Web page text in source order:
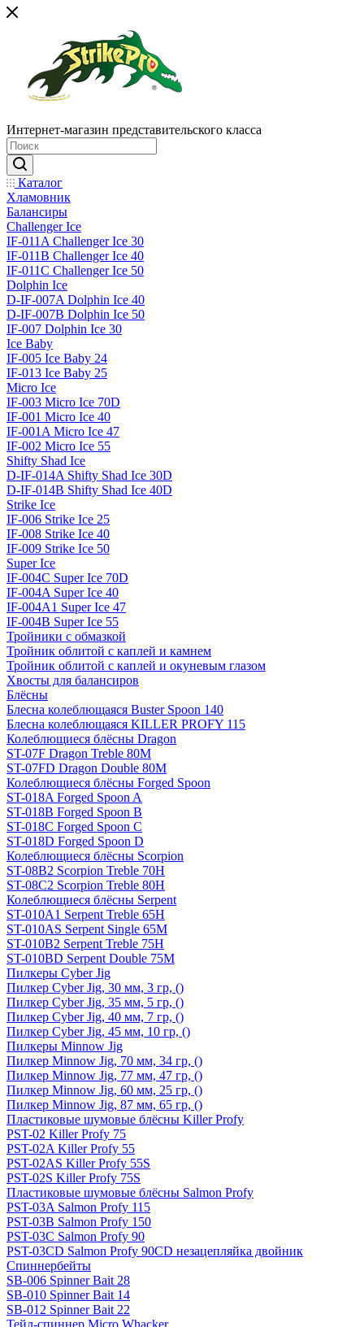
Интернет-магазин представительского класса
Каталог
Хламовник
Балансиры
Challenger Ice
IF-011A Challenger Ice 30
IF-011B Challenger Ice 40
IF-011C Challenger Ice 50
Dolphin Ice
D-IF-007A Dolphin Ice 40
D-IF-007B Dolphin Ice 50
IF-007 Dolphin Ice 30
Ice Baby
IF-005 Ice Baby 24
IF-013 Ice Baby 25
Micro Ice
IF-003 Micro Ice 70D
IF-001 Micro Ice 40
IF-001A Micro Ice 47
IF-002 Micro Ice 55
Shifty Shad Ice
D-IF-014A Shifty Shad Ice 30D
D-IF-014B Shifty Shad Ice 40D
Strike Ice
IF-006 Strike Ice 25
IF-008 Strike Ice 40
IF-009 Strike Ice 50
Super Ice
IF-004C Super Ice 70D
IF-004A Super Ice 40
IF-004A1 Super Ice 47
IF-004B Super Ice 55
Тройники с обмазкой
Тройник облитой с каплей и камнем
Тройник облитой с каплей и окуневым глазом
Хвосты для балансиров
Блёсны
Блесна колеблющаяся Buster Spoon 140
Блесна колеблющаяся KILLER PROFY 115
Колеблющиеся блёсны Dragon
ST-07F Dragon Treble 80M
ST-07FD Dragon Double 80M
Колеблющиеся блёсны Forged Spoon
ST-018A Forged Spoon A
ST-018B Forged Spoon B
ST-018C Forged Spoon C
ST-018D Forged Spoon D
Колеблющиеся блёсны Scorpion
ST-08B2 Scorpion Treble 70H
ST-08C2 Scorpion Treble 80H
Колеблющиеся блёсны Serpent
ST-010A1 Serpent Treble 65H
ST-010AS Serpent Single 65M
ST-010B2 Serpent Treble 75H
ST-010BD Serpent Double 75M
Пилкеры Cyber Jig
Пилкер Cyber Jig, 30 мм, 3 гр, ()
Пилкер Cyber Jig, 35 мм, 5 гр, ()
Пилкер Cyber Jig, 40 мм, 7 гр, ()
Пилкер Cyber Jig, 45 мм, 10 гр, ()
Пилкеры Minnow Jig
Пилкер Minnow Jig, 70 мм, 34 гр, ()
Пилкер Minnow Jig, 77 мм, 47 гр, ()
Пилкер Minnow Jig, 60 мм, 25 гр, ()
Пилкер Minnow Jig, 87 мм, 65 гр, ()
Пластиковые шумовые блёсны Killer Profy
PST-02 Killer Profy 75
PST-02A Killer Profy 55
PST-02AS Killer Profy 55S
PST-02S Killer Profy 75S
Пластиковые шумовые блёсны Salmon Profy
PST-03A Salmon Profy 115
PST-03B Salmon Profy 150
PST-03C Salmon Profy 90
PST-03CD Salmon Profy 90CD незацепляйка двойник
Спиннербейты
SB-006 Spinner Bait 28
SB-010 Spinner Bait 14
SB-012 Spinner Bait 22
Тейл-спиннер Micro Whacker